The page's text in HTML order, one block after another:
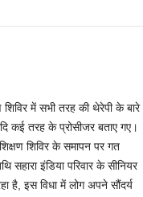
में सभी तरह की थेरेपी के बारे
कई तरह के प्रोसीजर बताए गए।
शिविर के समापन पर गत
इंडिया परिवार के सीनियर
है, इस विधा में लोग अपने सौंदर्य